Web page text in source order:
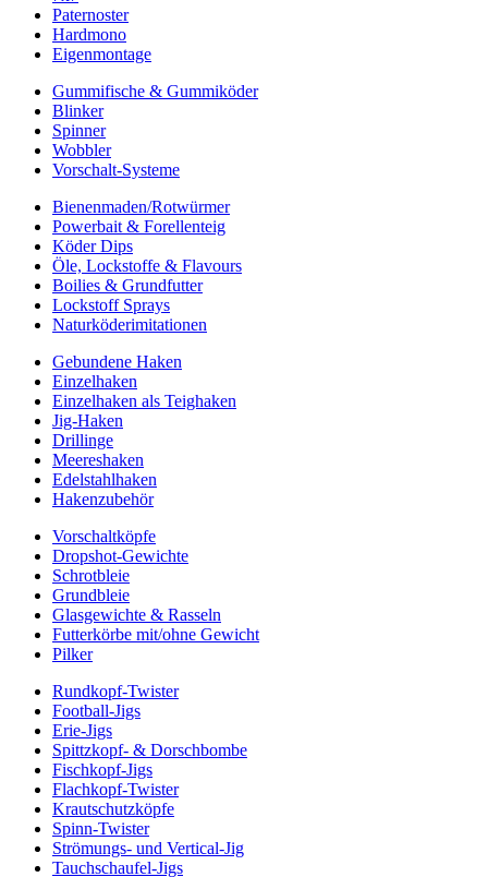
Paternoster
Hardmono
Eigenmontage
Gummifische & Gummiköder
Blinker
Spinner
Wobbler
Vorschalt-Systeme
Bienenmaden/Rotwürmer
Powerbait & Forellenteig
Köder Dips
Öle, Lockstoffe & Flavours
Boilies & Grundfutter
Lockstoff Sprays
Naturköderimitationen
Gebundene Haken
Einzelhaken
Einzelhaken als Teighaken
Jig-Haken
Drillinge
Meereshaken
Edelstahlhaken
Hakenzubehör
Vorschaltköpfe
Dropshot-Gewichte
Schrotbleie
Grundbleie
Glasgewichte & Rasseln
Futterkörbe mit/ohne Gewicht
Pilker
Rundkopf-Twister
Football-Jigs
Erie-Jigs
Spittzkopf- & Dorschbombe
Fischkopf-Jigs
Flachkopf-Twister
Krautschutzköpfe
Spinn-Twister
Strömungs- und Vertical-Jig
Tauchschaufel-Jigs